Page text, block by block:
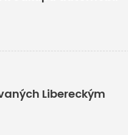
Libereckým